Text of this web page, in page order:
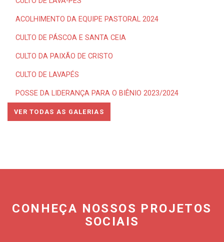
ACOLHIMENTO DA EQUIPE PASTORAL 2024
CULTO DE PÁSCOA E SANTA CEIA
CULTO DA PAIXÃO DE CRISTO
CULTO DE LAVAPÉS
POSSE DA LIDERANÇA PARA O BIÊNIO 2023/2024
VER TODAS AS GALERIAS
CONHEÇA NOSSOS PROJETOS
SOCIAIS